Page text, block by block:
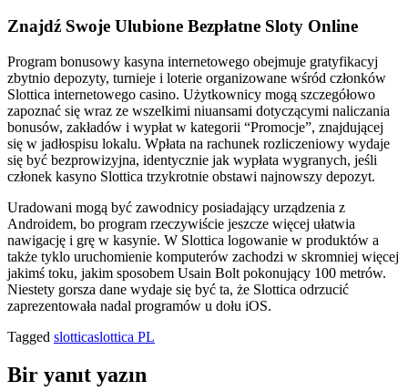
Znajdź Swoje Ulubione Bezpłatne Sloty Online
Program bonusowy kasyna internetowego obejmuje gratyfikacyj
zbytnio depozyty, turnieje i loterie organizowane wśród członków
Slottica internetowego casino. Użytkownicy mogą szczegółowo
zapoznać się wraz ze wszelkimi niuansami dotyczącymi naliczania
bonusów, zakładów i wypłat w kategorii “Promocje”, znajdującej
się w jadłospisu lokalu. Wpłata na rachunek rozliczeniowy wydaje
się być bezprowizyjna, identycznie jak wypłata wygranych, jeśli
członek kasyno Slottica trzykrotnie obstawi najnowszy depozyt.
Uradowani mogą być zawodnicy posiadający urządzenia z
Androidem, bo program rzeczywiście jeszcze więcej ułatwia
nawigację i grę w kasynie. W Slottica logowanie w produktów a
także tyklo uruchomienie komputerów zachodzi w skromniej więcej
jakimś toku, jakim sposobem Usain Bolt pokonujący 100 metrów.
Niestety gorsza dane wydaje się być ta, że Slottica odrzucić
zaprezentowała nadal programów u dołu iOS.
Tagged slotticaslottica PL
Bir yanıt yazın